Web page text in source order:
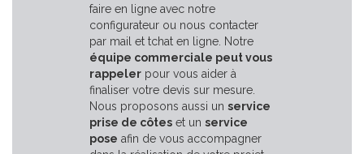
faire en ligne avec notre
configurateur ou nous contacter
par mail et tchat en ligne. Notre
équipe commerciale peut vous
rappeler pour vous aider à
finaliser votre devis sur mesure.
Nous proposons aussi un service
prise de côtes et un service
pose afin de vous accompagner